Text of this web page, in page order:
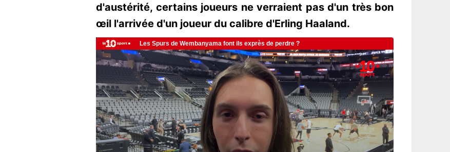
d'austérité, certains joueurs ne verraient pas d'un très bon
œil l'arrivée d'un joueur du calibre d'Erling Haaland.